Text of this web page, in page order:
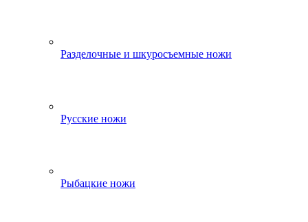
Разделочные и шкуросъемные ножи
Русские ножи
Рыбацкие ножи